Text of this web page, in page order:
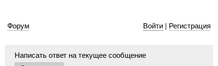
Форум Войти| Регистрация
Написать ответ на текущее сообщение